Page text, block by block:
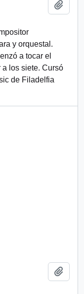
y orquestal.
a tocar el
los siete. Cursó
de Filadelfia